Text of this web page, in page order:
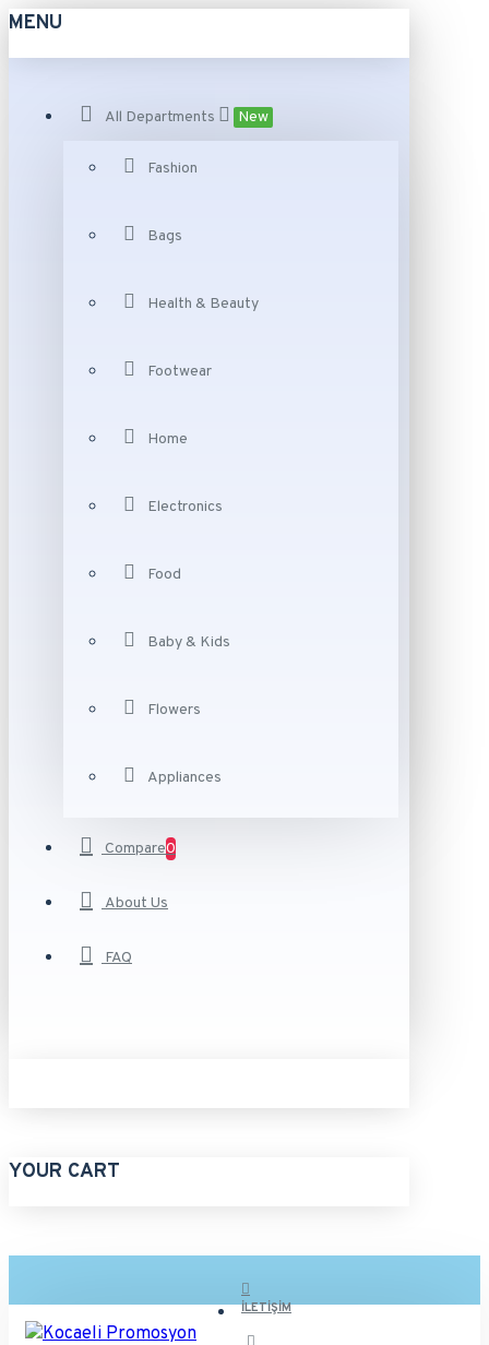
MENU
All Departments New
Fashion
Bags
Health & Beauty
Footwear
Home
Electronics
Food
Baby & Kids
Flowers
Appliances
Compare0
About Us
FAQ
YOUR CART
İLETIŞIM